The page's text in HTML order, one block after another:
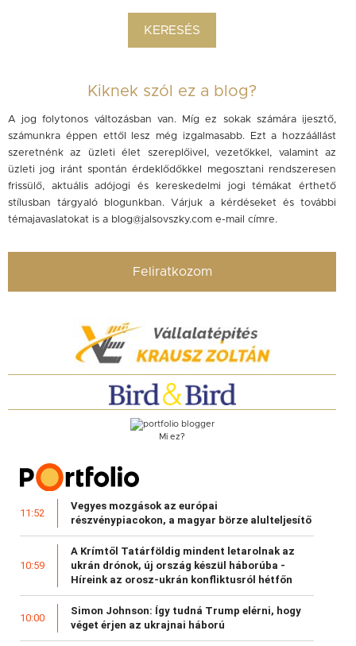
Kiknek szól ez a blog?
A jog folytonos változásban van. Míg ez sokak számára ijesztő,
számunkra éppen ettől lesz még izgalmasabb. Ezt a hozzáállást
szeretnénk az üzleti élet szereplőivel, vezetőkkel, valamint az
üzleti jog iránt spontán érdeklődőkkel megosztani rendszeresen
frissülő, aktuális adójogi és kereskedelmi jogi témákat érthető
stílusban tárgyaló blogunkban. Várjuk a kérdéseket és további
témajavaslatokat is a blog@jalsovszky.com e-mail címre.
Feliratkozom
Mi ez?
11:52
Vegyes mozgások az európai
részvénypiacokon, a magyar börze alulteljesítő
10:59
A Krímtől Tatárföldig mindent letarolnak az
ukrán drónok, új ország készül háborúba -
Híreink az orosz-ukrán konfliktusról hétfőn
10:00
Simon Johnson: Így tudná Trump elérni, hogy
véget érjen az ukrajnai háború